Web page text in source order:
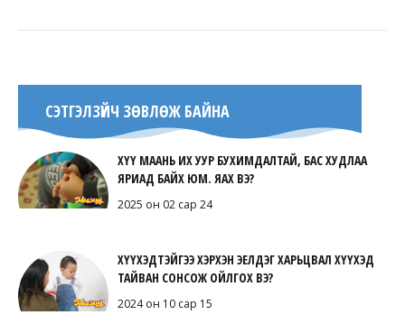
СЭТГЭЛЗҮЙЧ ЗӨВЛӨЖ БАЙНА
ХҮҮ МААНЬ ИХ УУР БУХИМДАЛТАЙ, БАС ХУДЛАА
ЯРИАД БАЙХ ЮМ. ЯАХ ВЭ?
2025 он 02 сар 24
ХҮҮХЭДТЭЙГЭЭ ХЭРХЭН ЭЕЛДЭГ ХАРЬЦВАЛ ХҮҮХЭД
ТАЙВАН СОНСОЖ ОЙЛГОХ ВЭ?
2024 он 10 сар 15